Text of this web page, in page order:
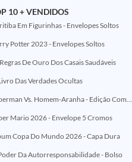
10 + VENDIDOS
Em Figurinhas - Envelopes Soltos
Potter 2023 - Envelopes Soltos
De Ouro Dos Casais Saudáveis
Das Verdades Ocultas
Superman Vs. Homem-Aranha - Edição Comemorativa 50 Anos (Encontros Clássicos Dc E Marvel)
Mario 2026 - Envelope 5 Cromos
Copa Do Mundo 2026 - Capa Dura
Da Autorresponsabilidade - Bolso